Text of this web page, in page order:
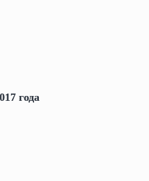
года